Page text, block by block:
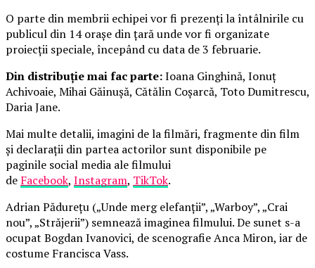
O parte din membrii echipei vor fi prezenți la întâlnirile cu
publicul din 14 orașe din țară unde vor fi organizate
proiecții speciale, începând cu data de 3 februarie.
Din distribuție mai fac parte:Ioana Ginghină, Ionuț
Achivoaie, Mihai Găinușă, Cătălin Coșarcă, Toto Dumitrescu,
Daria Jane.
Mai multe detalii, imagini de la filmări, fragmente din film
și declarații din partea actorilor sunt disponibile pe
paginile social media ale filmului
de Facebook, Instagram, TikTok.
Adrian Pădurețu („Unde merg elefanții”, „Warboy”, „Crai
nou”, „Străjerii”) semnează imaginea filmului. De sunet s-a
ocupat Bogdan Ivanovici, de scenografie Anca Miron, iar de
costume Francisca Vass.